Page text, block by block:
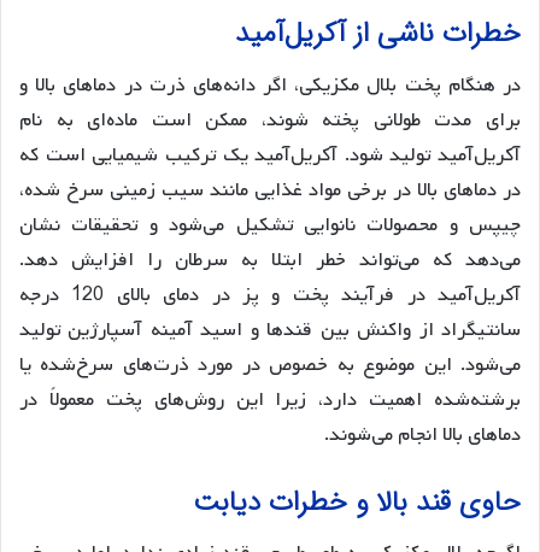
خطرات ناشی از آکریل‌آمید
در هنگام پخت بلال مکزیکی، اگر دانه‌های ذرت در دماهای بالا و
برای مدت طولانی پخته شوند، ممکن است ماده‌ای به نام
آکریل‌آمید تولید شود. آکریل‌آمید یک ترکیب شیمیایی است که
در دماهای بالا در برخی مواد غذایی مانند سیب زمینی سرخ شده،
چیپس و محصولات نانوایی تشکیل می‌شود و تحقیقات نشان
می‌دهد که می‌تواند خطر ابتلا به سرطان را افزایش دهد.
آکریل‌آمید در فرآیند پخت و پز در دمای بالای 120 درجه
سانتیگراد از واکنش بین قندها و اسید آمینه آسپارژین تولید
می‌شود. این موضوع به خصوص در مورد ذرت‌های سرخ‌شده یا
برشته‌شده اهمیت دارد، زیرا این روش‌های پخت معمولاً در
دماهای بالا انجام می‌شوند.
حاوی قند بالا و خطرات دیابت